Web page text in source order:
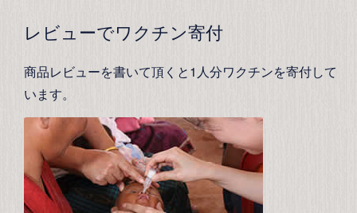
レビューでワクチン寄付
商品レビューを書いて頂くと1人分ワクチンを寄付して
います。